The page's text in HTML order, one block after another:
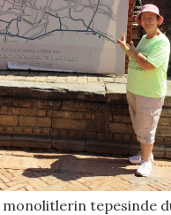
monolitlerin tepesinde